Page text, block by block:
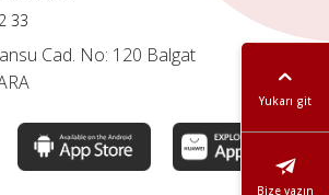
Yukarı git
Bize yazın
33
Cad. No: 120 Balgat